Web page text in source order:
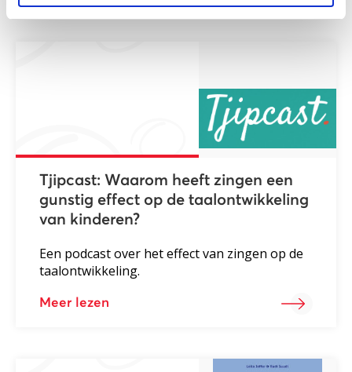
Tjipcast: Waarom heeft zingen een
gunstig effect op de taalontwikkeling
van kinderen?
Een podcast over het effect van zingen op de
taalontwikkeling.
Meer lezen